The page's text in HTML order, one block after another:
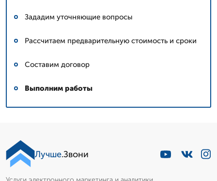
Зададим уточняющие вопросы
Рассчитаем предварительную стоимость и сроки
Составим договор
Выполним работы
Лучше.Звони